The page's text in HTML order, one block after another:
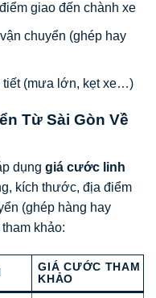
giao đến chành xe
chuyển (ghép hay
tiết (mưa lớn, kẹt xe…)
Từ Sài Gòn Về
dụng giá cước linh
kích thước, địa điểm
(ghép hàng hay
khảo:
GIÁ CƯỚC THAM
KHẢO